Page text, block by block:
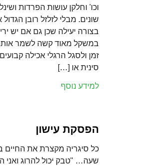
וכו' וחלקן עושות הפרדות
שונים. מבלי לזלזל רובן הגדול
בצורה יעילה שכן גם אם יש
במשקל מאוד קשה לשמר
זמן ולסגל הרגלי אכילה
סינית או […]
למידע נוסף
הפסקת עישון
כל סיגריה מקצרת את החיים
שעה… "טבק יכול להרוג ואני